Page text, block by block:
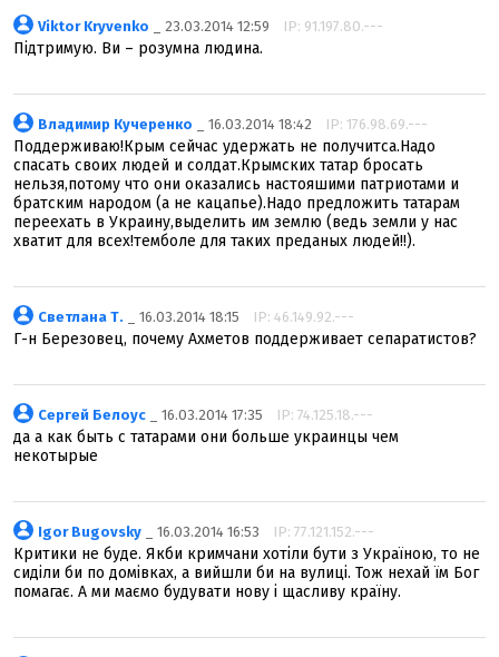
Viktor Kryvenko _ 23.03.2014 12:59 IP: 91.197.80.---
Підтримую. Ви – розумна людина.
Владимир Кучеренко _ 16.03.2014 18:42 IP: 176.98.69.---
Поддерживаю!Крым сейчас удержать не получитса.Надо
спасать своих людей и солдат.Крымских татар бросать
нельзя,потому что они оказались настояшими патриотами и
братским народом (а не кацапье).Надо предложить татарам
переехать в Украину,выделить им землю (ведь земли у нас
хватит для всех!темболе для таких преданых людей!!).
Светлана Т. _ 16.03.2014 18:15 IP: 46.149.92.---
Г-н Березовец, почему Ахметов поддерживает сепаратистов?
Сергей Белоус _ 16.03.2014 17:35 IP: 74.125.18.---
да а как быть с татарами они больше украинцы чем
некотырые
Igor Bugovsky _ 16.03.2014 16:53 IP: 77.121.152.---
Критики не буде. Якби кримчани хотіли бути з Україною, то не
сиділи би по домівках, а вийшли би на вулиці. Тож нехай їм Бог
помагає. А ми маємо будувати нову і щасливу країну.